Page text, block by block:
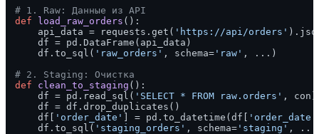
# 1. Raw: Данные из API
def
load_raw_orders ():
    api_data = requests.get(
'https://api/orders'
    df = pd.DataFrame(api_data)
    df.to_sql(
'raw_orders' , schema= 'raw' , ...)
# 2. Staging: Очистка
def
clean_to_staging ():
    df = pd.read_sql(
'SELECT * FROM raw.orders' , con)
    df = df.drop_duplicates()
    df[
'order_date' ] = pd.to_datetime(df[ 'order_date'
    df.to_sql(
'staging_orders' , schema= 'staging' ,